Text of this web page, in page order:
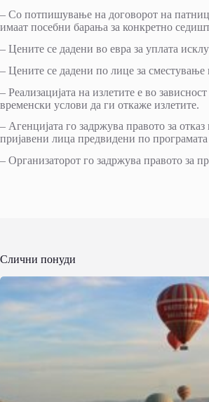
– Со потпишување на договорот на
имаат посебни барања за конкретно
– Цените се дадени во евра за уплата
– Цените се дадени по лице за
– Реализацијата на излетите е во
временски услови да ги откаже излетите.
– Агенцијата го задржува правото за
пријавени лица предвидени по
– Организаторот го задржува правото за
Слични понуди